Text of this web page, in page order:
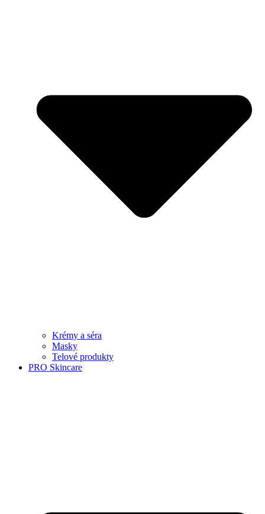
Krémy a séra
Masky
Telové produkty
PRO Skincare